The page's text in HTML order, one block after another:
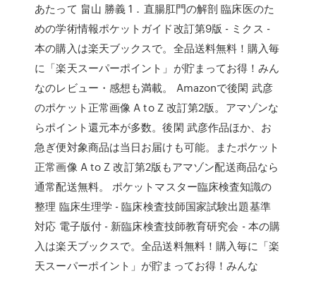
あたって 畠山 勝義 1．直腸肛門の解剖 臨床医のた
めの学術情報ポケットガイド改訂第9版 - ミクス -
本の購入は楽天ブックスで。全品送料無料！購入毎
に「楽天スーパーポイント」が貯まってお得！みん
なのレビュー・感想も満載。 Amazonで後閑 武彦
のポケット正常画像 A to Z 改訂第2版。アマゾンな
らポイント還元本が多数。後閑 武彦作品ほか、お
急ぎ便対象商品は当日お届けも可能。またポケット
正常画像 A to Z 改訂第2版もアマゾン配送商品なら
通常配送無料。 ポケットマスター臨床検査知識の
整理 臨床生理学 - 臨床検査技師国家試験出題基準
対応 電子版付 - 新臨床検査技師教育研究会 - 本の購
入は楽天ブックスで。全品送料無料！購入毎に「楽
天スーパーポイント」が貯まってお得！みんな